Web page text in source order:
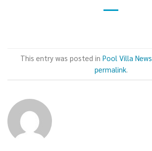
This entry was posted in Pool Villa News
permalink.